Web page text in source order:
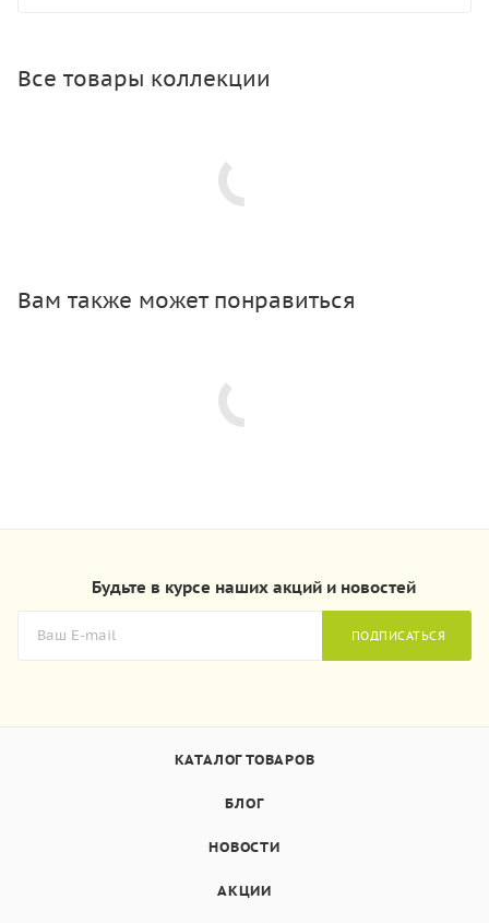
Все товары коллекции
Вам также может понравиться
Будьте в курсе наших акций и новостей
ПОДПИСАТЬСЯ
КАТАЛОГ ТОВАРОВ
БЛОГ
НОВОСТИ
АКЦИИ